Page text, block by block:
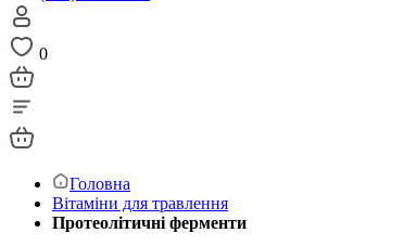
0
Головна
Вітаміни для травлення
Протеолітичні ферменти